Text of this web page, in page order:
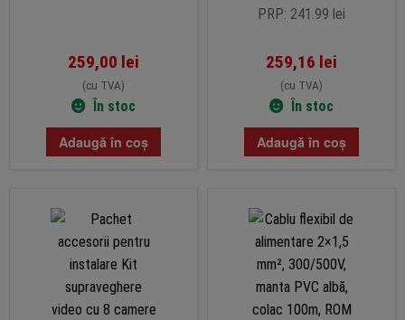
259,00 lei
(cu TVA)
În stoc
Adaugă în coș
PRP: 241.99 lei
259,16 lei
(cu TVA)
În stoc
Adaugă în coș